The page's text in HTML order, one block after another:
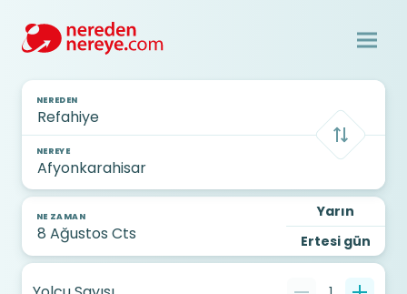
NEREDEN
NEREYE
NE ZAMAN
Yarın
Ertesi gün